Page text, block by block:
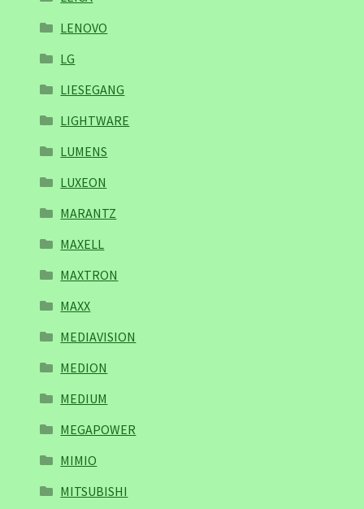
LENOVO
LG
LIESEGANG
LIGHTWARE
LUMENS
LUXEON
MARANTZ
MAXELL
MAXTRON
MAXX
MEDIAVISION
MEDION
MEDIUM
MEGAPOWER
MIMIO
MITSUBISHI